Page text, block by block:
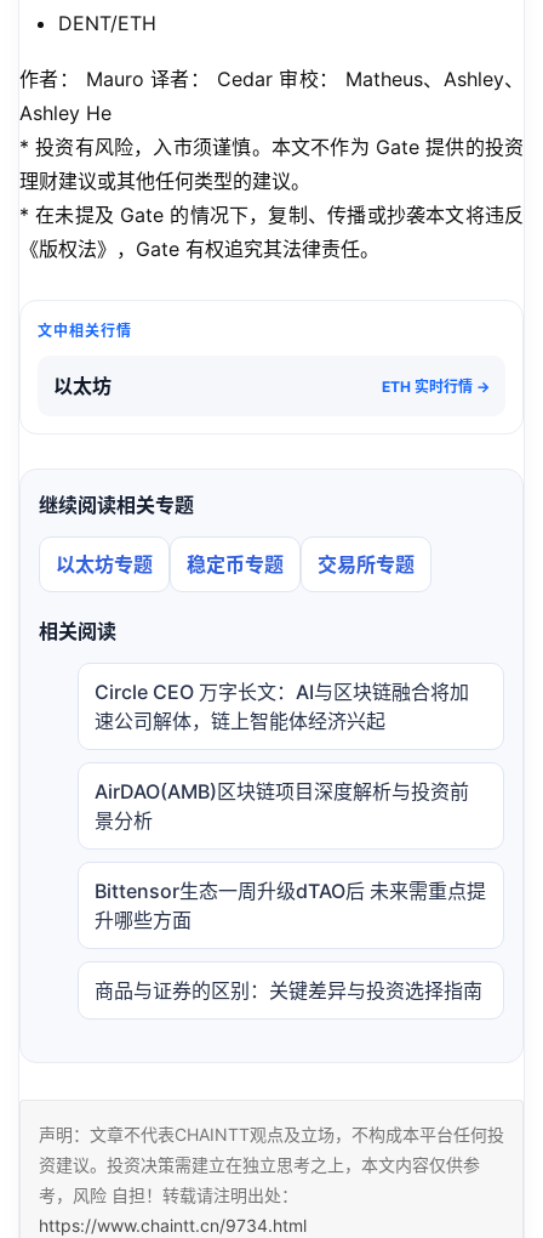
DENT/ETH
作者： Mauro 译者： Cedar 审校： Matheus、Ashley、
Ashley He
* 投资有风险，入市须谨慎。本文不作为 Gate 提供的投资
理财建议或其他任何类型的建议。
* 在未提及 Gate 的情况下，复制、传播或抄袭本文将违反
《版权法》，Gate 有权追究其法律责任。
文中相关行情
以太坊 ETH 实时行情 →
继续阅读相关专题
以太坊专题 稳定币专题 交易所专题
相关阅读
Circle CEO 万字长文：AI与区块链融合将加
速公司解体，链上智能体经济兴起
AirDAO(AMB)区块链项目深度解析与投资前
景分析
Bittensor生态一周升级dTAO后 未来需重点提
升哪些方面
商品与证券的区别：关键差异与投资选择指南
声明：文章不代表CHAINTT观点及立场，不构成本平台任何投
资建议。投资决策需建立在独立思考之上，本文内容仅供参
考，风险 自担！转载请注明出处：
https://www.chaintt.cn/9734.html